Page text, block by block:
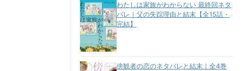
わたしは家族がわからない 最終回ネタ
バレ｜父の失踪理由と結末【全15話・
完結】
傍観者の恋のネタバレと結末｜全4巻